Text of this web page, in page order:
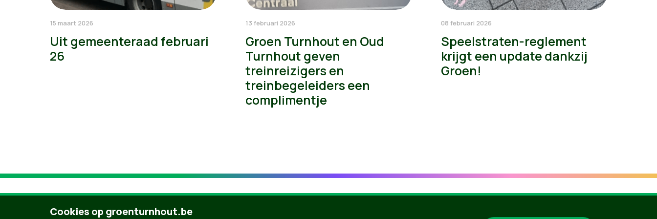
15 maart 2026
Uit gemeenteraad februari
26
13 februari 2026
Groen Turnhout en Oud
Turnhout geven
treinreizigers en
treinbegeleiders een
complimentje
08 februari 2026
Speelstraten-reglement
krijgt een update dankzij
Groen!
Cookies op groenturnhout.be